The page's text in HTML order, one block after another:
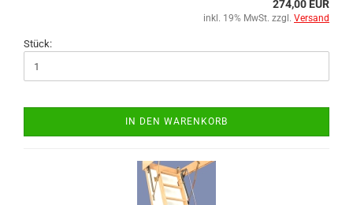
274,00 EUR
inkl. 19% MwSt. zzgl. Versand
Stück:
IN DEN WARENKORB